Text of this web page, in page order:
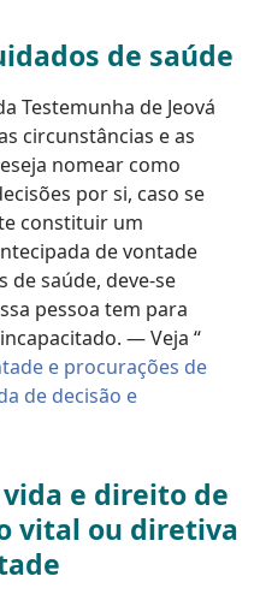
de saúde
Testemunha de Jeová
circunstâncias e as
nomear como
por si, caso se
constituir um
de vontade
de saúde, deve-se
pessoa tem para
— Veja “
e procurações de
de decisão e
e direito de
vital ou diretiva